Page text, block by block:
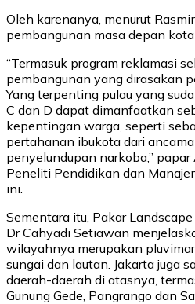
Oleh karenanya, menurut
pembangunan masa depan kota
“Termasuk program reklamasi
pembangunan yang dirasakan
Yang terpenting pulau yang
C dan D dapat dimanfaatkan
kepentingan warga, seperti
pertahanan ibukota dari
penyelundupan narkoba,”
Peneliti Pendidikan dan
ini.
Sementara itu, Pakar Landscape
Dr Cahyadi Setiawan
wilayahnya merupakan
sungai dan lautan. Jakarta juga
daerah-daerah di atasnya,
Gunung Gede, Pangrango dan